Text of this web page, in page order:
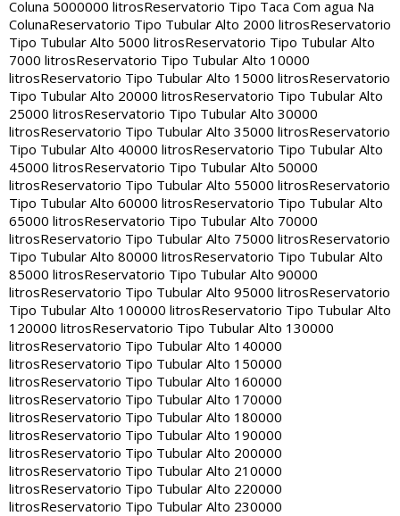
Coluna 5000000 litrosReservatorio Tipo Taca Com agua Na
ColunaReservatorio Tipo Tubular Alto 2000 litrosReservatorio
Tipo Tubular Alto 5000 litrosReservatorio Tipo Tubular Alto
7000 litrosReservatorio Tipo Tubular Alto 10000
litrosReservatorio Tipo Tubular Alto 15000 litrosReservatorio
Tipo Tubular Alto 20000 litrosReservatorio Tipo Tubular Alto
25000 litrosReservatorio Tipo Tubular Alto 30000
litrosReservatorio Tipo Tubular Alto 35000 litrosReservatorio
Tipo Tubular Alto 40000 litrosReservatorio Tipo Tubular Alto
45000 litrosReservatorio Tipo Tubular Alto 50000
litrosReservatorio Tipo Tubular Alto 55000 litrosReservatorio
Tipo Tubular Alto 60000 litrosReservatorio Tipo Tubular Alto
65000 litrosReservatorio Tipo Tubular Alto 70000
litrosReservatorio Tipo Tubular Alto 75000 litrosReservatorio
Tipo Tubular Alto 80000 litrosReservatorio Tipo Tubular Alto
85000 litrosReservatorio Tipo Tubular Alto 90000
litrosReservatorio Tipo Tubular Alto 95000 litrosReservatorio
Tipo Tubular Alto 100000 litrosReservatorio Tipo Tubular Alto
120000 litrosReservatorio Tipo Tubular Alto 130000
litrosReservatorio Tipo Tubular Alto 140000
litrosReservatorio Tipo Tubular Alto 150000
litrosReservatorio Tipo Tubular Alto 160000
litrosReservatorio Tipo Tubular Alto 170000
litrosReservatorio Tipo Tubular Alto 180000
litrosReservatorio Tipo Tubular Alto 190000
litrosReservatorio Tipo Tubular Alto 200000
litrosReservatorio Tipo Tubular Alto 210000
litrosReservatorio Tipo Tubular Alto 220000
litrosReservatorio Tipo Tubular Alto 230000